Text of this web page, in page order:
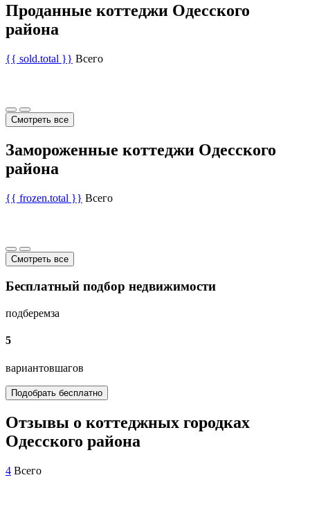
Проданные коттеджи Одесского
района
{{ sold.total }} Всего
Смотреть все
Замороженные коттеджи Одесского
района
{{ frozen.total }} Всего
Смотреть все
Бесплатный подбор недвижимости
подберемза
5
вариантовшагов
Подобрать бесплатно
Отзывы о коттеджных городках
Одесского района
4 Всего